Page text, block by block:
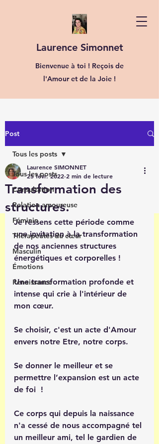
Laurence Simonnet
Bienvenue à toi ! Reçois de
l'Amour et de la Joie !
Post
Tous les posts
Consultation
Relation amoureuse
Féminin
Thérapeutes du cœur
Masculin
Émotions
Renaissance
Tous les posts
Transformation des
structures.
Laurence SIMONNET
25 févr. 2022 2 min de lecture
Je ressens cette période comme
une invitation à la transformation
de nos anciennes structures
énergétiques et corporelles !
Une transformation profonde et
intense qui crie à l'intérieur de
mon cœur.
Se choisir, c'est un acte d'Amour
envers notre Etre, notre corps.
Se donner le meilleur et se
permettre l’expansion est un acte
de foi  !
Ce corps qui depuis la naissance
n'a cessé de nous accompagné tel
un meilleur ami, tel le gardien de